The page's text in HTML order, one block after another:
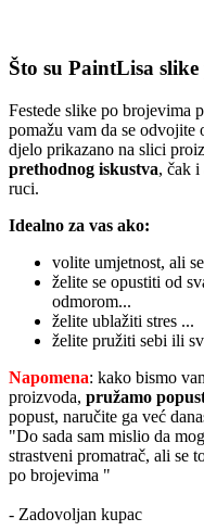
Što su PaintLisa
Festede slike po brojevima
pomažu vam da se odvojite
djelo prikazano na slici
prethodnog iskustva, čak i
ruci.
Idealno za vas ako:
volite umjetnost, ali
želite se opustiti od
odmorom...
želite ublažiti stres ...
želite pružiti sebi ili
Napomena: kako bismo
proizvoda, pružamo
popust, naručite ga već
"Do sada sam mislio da
strastveni promatrač, ali se
po brojevima "
- Zadovoljan kupac